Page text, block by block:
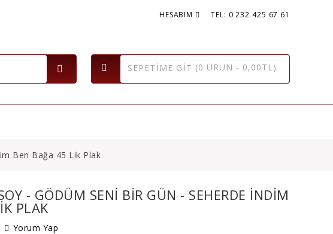
TEL: 0 232 425 67 61
HESABIM
SEPETIME GIT (0 ÜRÜN - 0,00TL)
Ben Bağa 45 Lik Plak
- GÖDÜM SENI BIR GÜN - SEHERDE INDIM
PLAK
Yorum Yap